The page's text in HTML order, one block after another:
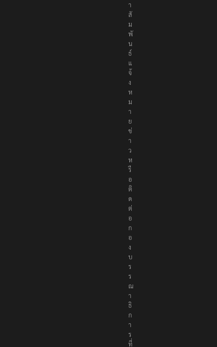
า
สั
ม
พั
น
ธ์
แ
จ้
ง
ห
ม
า
ย
ข่
า
ว
ห
รื
อ
ติ
ด
ต่
อ
ก
อ
ง
บ
ร
ร
ณ
า
ธิ
ก
า
ร
ที่